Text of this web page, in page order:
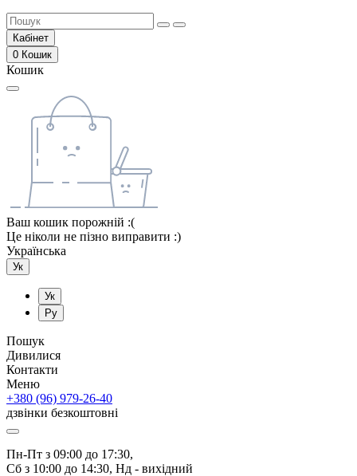
Кабінет
0 Кошик
Кошик
Ваш кошик порожній :(
Це ніколи не пізно виправити :)
Українська
Ук
Ук
Ру
Пошук
Дивилися
Контакти
Меню
+380 (96) 979-26-40
дзвінки безкоштовні
Пн-Пт з 09:00 до 17:30,
Сб з 10:00 до 14:30, Нд - вихідний